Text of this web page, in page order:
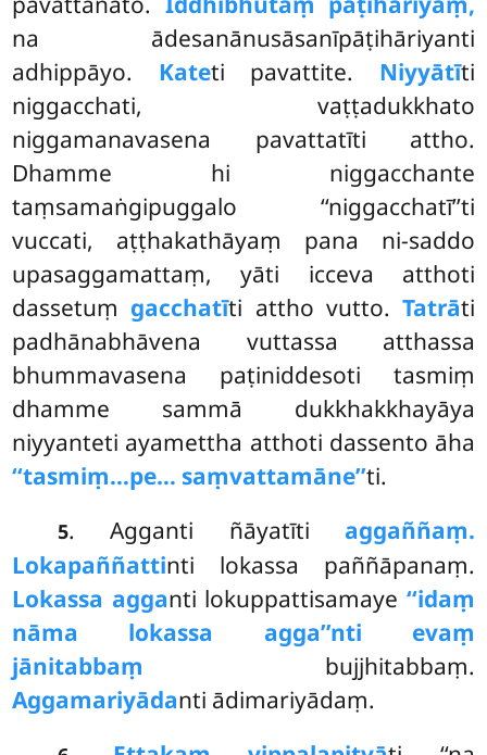
na ādesanānusāsanīpāṭihāriyanti
adhippāyo. Kateti pavattite. Niyyātīti
niggacchati, vaṭṭadukkhato
niggamanavasena pavattatīti attho.
Dhamme hi niggacchante
taṃsamaṅgipuggalo ‘‘niggacchatī’’ti
vuccati, aṭṭhakathāyaṃ pana ni-saddo
upasaggamattaṃ, yāti icceva atthoti
dassetuṃ gacchatīti attho vutto. Tatrāti
padhānabhāvena vuttassa atthassa
bhummavasena paṭiniddesoti tasmiṃ
dhamme sammā dukkhakkhayāya
niyyanteti ayamettha atthoti dassento āha
‘‘tasmiṃ…pe… saṃvattamāne’’ti.
5. Agganti ñāyatīti aggaññaṃ.
Lokapaññattinti lokassa paññāpanaṃ.
Lokassa agganti lokuppattisamaye ‘‘idaṃ
nāma lokassa agga’’nti evaṃ
jānitabbaṃ bujjhitabbaṃ.
Aggamariyādanti ādimariyādaṃ.